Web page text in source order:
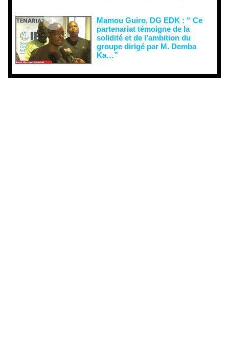
Mamou Guiro, DG EDK : “ Ce
partenariat témoigne de la
solidité et de l’ambition du
groupe dirigé par M. Demba
Ka…”